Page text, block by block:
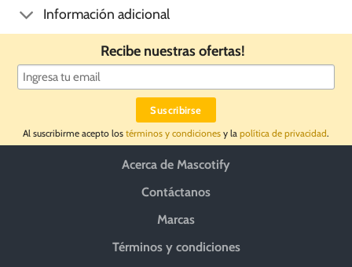
Información adicional
Recibe nuestras ofertas!
Al suscribirme acepto los términos y condiciones y la política de privacidad.
Acerca de Mascotify
Contáctanos
Marcas
Términos y condiciones